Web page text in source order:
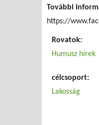
További
https://
Rovatok:
Humusz hírek
célcsoport:
Lakosság